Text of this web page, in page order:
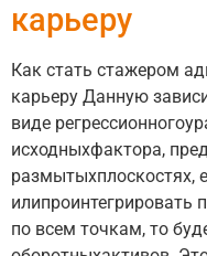
карьеру
Как стать стажером
карьеру Данную
виде
исходныхфактора,
размытыхплоскостях,
илипроинтегрировать
по всем точкам, то